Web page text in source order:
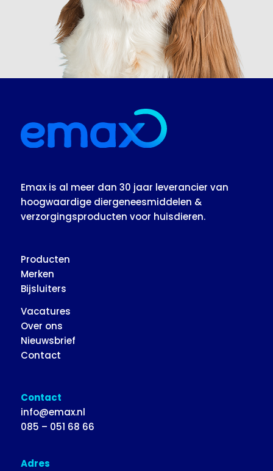
Emax is al meer dan 30 jaar leverancier van
hoogwaardige diergeneesmiddelen &
verzorgingsproducten voor huisdieren.
Producten
Merken
Bijsluiters
Vacatures
Over ons
Nieuwsbrief
Contact
Contact
info@emax.nl
085 – 051 68 66
Adres